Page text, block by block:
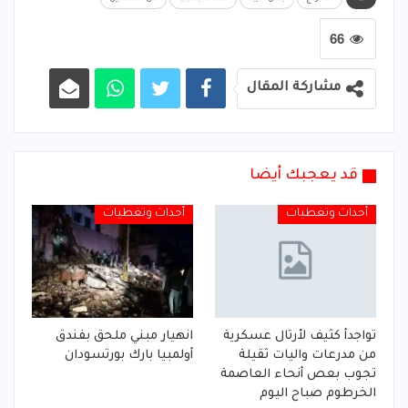
66
مشاركة المقال
قد يعجبك أيضا
أحداث وتغطيات
تواجدأ كثيف لأرتال عسكرية
من مدرعات واليات ثقيلة
تجوب بعص أنحاء العاصمة
الخرطوم صباح اليوم
أحداث وتغطيات
انهيار مبني ملحق بفندق
أولمبيا بارك بورتسودان